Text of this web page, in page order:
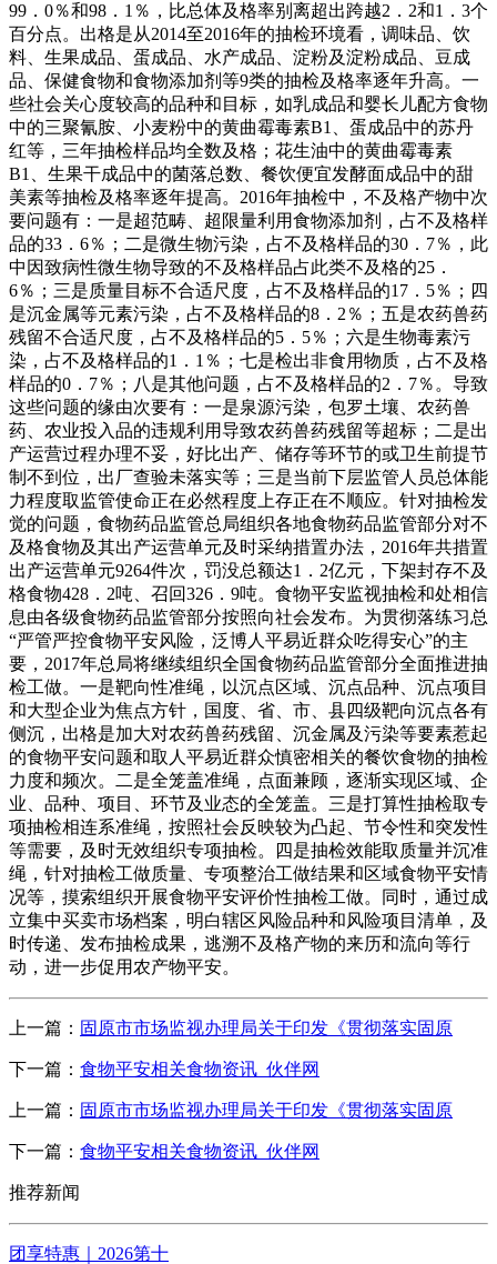
99．0％和98．1％，比总体及格率别离超出跨越2．2和1．3个
百分点。出格是从2014至2016年的抽检环境看，调味品、饮
料、生果成品、蛋成品、水产成品、淀粉及淀粉成品、豆成
品、保健食物和食物添加剂等9类的抽检及格率逐年升高。一
些社会关心度较高的品种和目标，如乳成品和婴长儿配方食物
中的三聚氰胺、小麦粉中的黄曲霉毒素B1、蛋成品中的苏丹
红等，三年抽检样品均全数及格；花生油中的黄曲霉毒素
B1、生果干成品中的菌落总数、餐饮便宜发酵面成品中的甜
美素等抽检及格率逐年提高。2016年抽检中，不及格产物中次
要问题有：一是超范畴、超限量利用食物添加剂，占不及格样
品的33．6％；二是微生物污染，占不及格样品的30．7％，此
中因致病性微生物导致的不及格样品占此类不及格的25．
6％；三是质量目标不合适尺度，占不及格样品的17．5％；四
是沉金属等元素污染，占不及格样品的8．2％；五是农药兽药
残留不合适尺度，占不及格样品的5．5％；六是生物毒素污
染，占不及格样品的1．1％；七是检出非食用物质，占不及格
样品的0．7％；八是其他问题，占不及格样品的2．7％。导致
这些问题的缘由次要有：一是泉源污染，包罗土壤、农药兽
药、农业投入品的违规利用导致农药兽药残留等超标；二是出
产运营过程办理不妥，好比出产、储存等环节的或卫生前提节
制不到位，出厂查验未落实等；三是当前下层监管人员总体能
力程度取监管使命正在必然程度上存正在不顺应。针对抽检发
觉的问题，食物药品监管总局组织各地食物药品监管部分对不
及格食物及其出产运营单元及时采纳措置办法，2016年共措置
出产运营单元9264件次，罚没总额达1．2亿元，下架封存不及
格食物428．2吨、召回326．9吨。食物平安监视抽检和处相信
息由各级食物药品监管部分按照向社会发布。为贯彻落练习总
“严管严控食物平安风险，泛博人平易近群众吃得安心”的主
要，2017年总局将继续组织全国食物药品监管部分全面推进抽
检工做。一是靶向性准绳，以沉点区域、沉点品种、沉点项目
和大型企业为焦点方针，国度、省、市、县四级靶向沉点各有
侧沉，出格是加大对农药兽药残留、沉金属及污染等要素惹起
的食物平安问题和取人平易近群众慎密相关的餐饮食物的抽检
力度和频次。二是全笼盖准绳，点面兼顾，逐渐实现区域、企
业、品种、项目、环节及业态的全笼盖。三是打算性抽检取专
项抽检相连系准绳，按照社会反映较为凸起、节令性和突发性
等需要，及时无效组织专项抽检。四是抽检效能取质量并沉准
绳，针对抽检工做质量、专项整治工做结果和区域食物平安情
况等，摸索组织开展食物平安评价性抽检工做。同时，通过成
立集中买卖市场档案，明白辖区风险品种和风险项目清单，及
时传递、发布抽检成果，逃溯不及格产物的来历和流向等行
动，进一步促用农产物平安。
上一篇： 固原市市场监视办理局关于印发《贯彻落实固原
下一篇： 食物平安相关食物资讯_伙伴网
上一篇： 固原市市场监视办理局关于印发《贯彻落实固原
下一篇： 食物平安相关食物资讯_伙伴网
推荐新闻
团享特惠｜2026第十